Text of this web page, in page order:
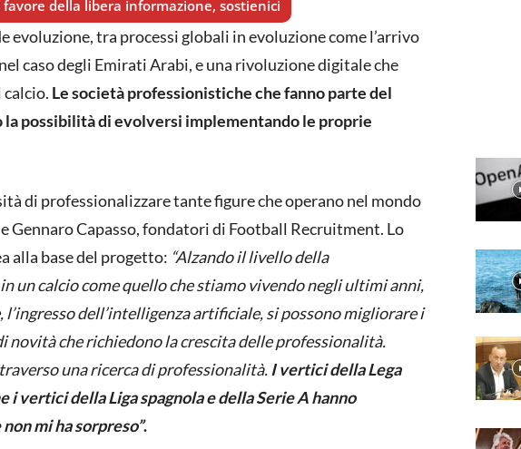
favore della libera informazione, sostienici
evoluzione, tra processi globali in evoluzione come l’arrivo
caso degli Emirati Arabi, e una rivoluzione digitale che
calcio. Le società professionistiche che fanno parte del
possibilità di evolversi implementando le proprie
di professionalizzare tante figure che operano nel mondo
Gennaro Capasso, fondatori di Football Recruitment. Lo
alla base del progetto: “Alzando il livello della
un calcio come quello che stiamo vivendo negli ultimi anni,
l’ingresso dell’intelligenza artificiale, si possono migliorare i
novità che richiedono la crescita delle professionalità.
una ricerca di professionalità. I vertici della Lega
i vertici della Liga spagnola e della Serie A hanno
mi ha sorpreso”.